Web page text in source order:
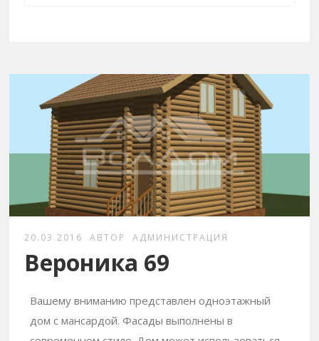
20.03.2016 АВТОР АДМИНИСТРАЦИЯ
Вероника 69
Вашему вниманию представлен одноэтажный
дом с мансардой. Фасады выполнены в